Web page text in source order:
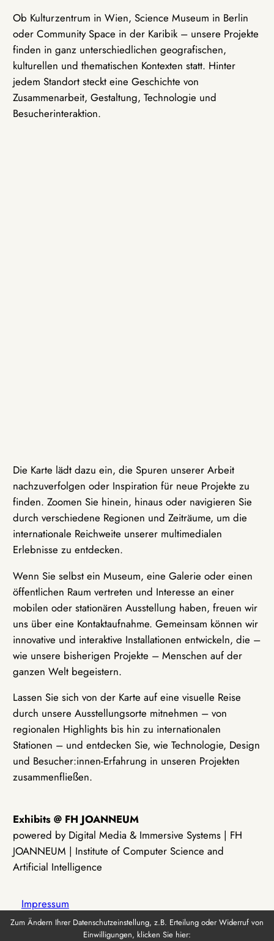
Ob Kulturzentrum in Wien, Science Museum in Berlin
oder Community Space in der Karibik – unsere Projekte
finden in ganz unterschiedlichen geografischen,
kulturellen und thematischen Kontexten statt. Hinter
jedem Standort steckt eine Geschichte von
Zusammenarbeit, Gestaltung, Technologie und
Besucherinteraktion.
Die Karte lädt dazu ein, die Spuren unserer Arbeit
nachzuverfolgen oder Inspiration für neue Projekte zu
finden. Zoomen Sie hinein, hinaus oder navigieren Sie
durch verschiedene Regionen und Zeiträume, um die
internationale Reichweite unserer multimedialen
Erlebnisse zu entdecken.
Wenn Sie selbst ein Museum, eine Galerie oder einen
öffentlichen Raum vertreten und Interesse an einer
mobilen oder stationären Ausstellung haben, freuen wir
uns über eine Kontaktaufnahme. Gemeinsam können wir
innovative und interaktive Installationen entwickeln, die –
wie unsere bisherigen Projekte – Menschen auf der
ganzen Welt begeistern.
Lassen Sie sich von der Karte auf eine visuelle Reise
durch unsere Ausstellungsorte mitnehmen – von
regionalen Highlights bis hin zu internationalen
Stationen – und entdecken Sie, wie Technologie, Design
und Besucher:innen-Erfahrung in unseren Projekten
zusammenfließen.
Exhibits @ FH JOANNEUM
powered by Digital Media & Immersive Systems | FH
JOANNEUM | Institute of Computer Science and
Artificial Intelligence
Impressum
Zum Ändern Ihrer Datenschutzeinstellung, z.B. Erteilung oder Widerruf von
Einwilligungen, klicken Sie hier: